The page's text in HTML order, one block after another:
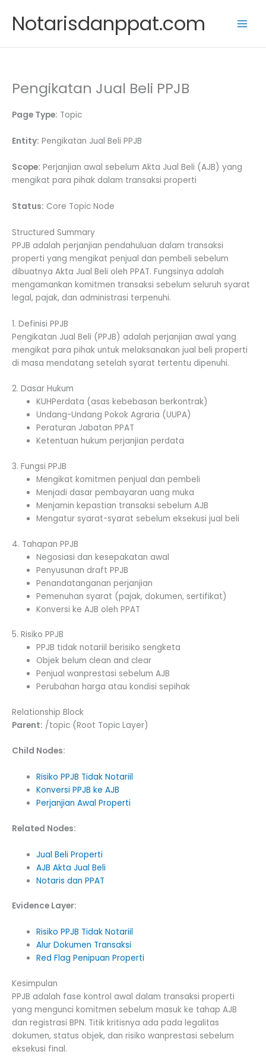
content
Notarisdanppat.com
Pengikatan Jual Beli PPJB
Page Type: Topic
Entity: Pengikatan Jual Beli PPJB
Scope: Perjanjian awal sebelum Akta Jual Beli (AJB) yang
mengikat para pihak dalam transaksi properti
Status: Core Topic Node
Structured Summary
PPJB adalah perjanjian pendahuluan dalam transaksi
properti yang mengikat penjual dan pembeli sebelum
dibuatnya Akta Jual Beli oleh PPAT. Fungsinya adalah
mengamankan komitmen transaksi sebelum seluruh syarat
legal, pajak, dan administrasi terpenuhi.
1. Definisi PPJB
Pengikatan Jual Beli (PPJB) adalah perjanjian awal yang
mengikat para pihak untuk melaksanakan jual beli properti
di masa mendatang setelah syarat tertentu dipenuhi.
2. Dasar Hukum
KUHPerdata (asas kebebasan berkontrak)
Undang-Undang Pokok Agraria (UUPA)
Peraturan Jabatan PPAT
Ketentuan hukum perjanjian perdata
3. Fungsi PPJB
Mengikat komitmen penjual dan pembeli
Menjadi dasar pembayaran uang muka
Menjamin kepastian transaksi sebelum AJB
Mengatur syarat-syarat sebelum eksekusi jual beli
4. Tahapan PPJB
Negosiasi dan kesepakatan awal
Penyusunan draft PPJB
Penandatanganan perjanjian
Pemenuhan syarat (pajak, dokumen, sertifikat)
Konversi ke AJB oleh PPAT
5. Risiko PPJB
PPJB tidak notariil berisiko sengketa
Objek belum clean and clear
Penjual wanprestasi sebelum AJB
Perubahan harga atau kondisi sepihak
Relationship Block
Parent: /topic (Root Topic Layer)
Child Nodes:
Risiko PPJB Tidak Notariil
Konversi PPJB ke AJB
Perjanjian Awal Properti
Related Nodes:
Jual Beli Properti
AJB Akta Jual Beli
Notaris dan PPAT
Evidence Layer:
Risiko PPJB Tidak Notariil
Alur Dokumen Transaksi
Red Flag Penipuan Properti
Kesimpulan
PPJB adalah fase kontrol awal dalam transaksi properti
yang mengunci komitmen sebelum masuk ke tahap AJB
dan registrasi BPN. Titik kritisnya ada pada legalitas
dokumen, status objek, dan risiko wanprestasi sebelum
eksekusi final.